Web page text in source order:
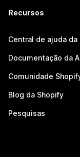
Recursos
Central de ajuda da
Documentação da
Comunidade
Blog da Shopify
Pesquisas